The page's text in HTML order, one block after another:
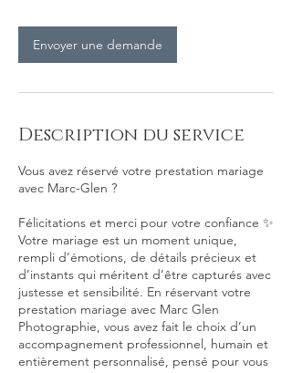
Envoyer une demande
Description du service
Vous avez réservé votre prestation mariage
avec Marc-Glen ?
Félicitations et merci pour votre confiance ✨
Votre mariage est un moment unique,
rempli d’émotions, de détails précieux et
d’instants qui méritent d’être capturés avec
justesse et sensibilité. En réservant votre
prestation mariage avec Marc Glen
Photographie, vous avez fait le choix d’un
accompagnement professionnel, humain et
entièrement personnalisé, pensé pour vous